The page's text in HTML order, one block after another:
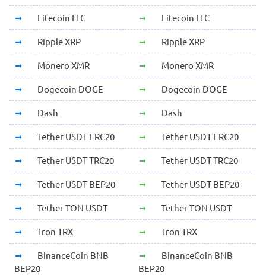
Litecoin LTC Litecoin LTC
Ripple XRP Ripple XRP
Monero XMR Monero XMR
Dogecoin DOGE Dogecoin DOGE
Dash Dash
Tether USDT ERC20 Tether USDT ERC20
Tether USDT TRC20 Tether USDT TRC20
Tether USDT BEP20 Tether USDT BEP20
Tether TON USDT Tether TON USDT
Tron TRX Tron TRX
BinanceCoin BNB
BEP20
BinanceCoin BNB
BEP20